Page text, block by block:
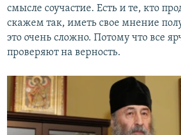
смысле соучастие. Есть и те, кто
скажем так, иметь свое мнение
это очень сложно. Потому что все
проверяют на верность.